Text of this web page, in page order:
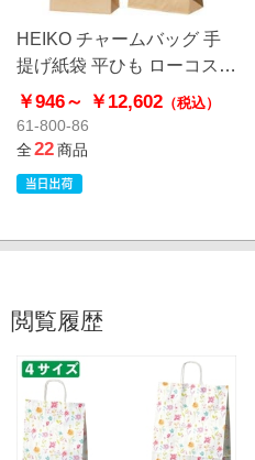
HEIKO チャームバッグ 手
提げ紙袋 平ひも ローコスト
タイプ 茶無地
￥946～ ￥12,602 （税込）
61-800-86
全22商品
閲覧履歴